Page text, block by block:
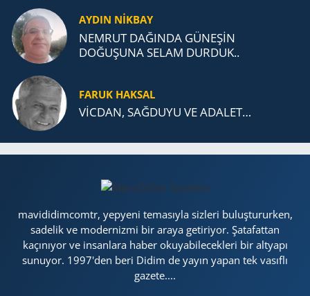
AYDIN NİKBAY
NEMRUT DAĞINDA GÜNEŞİN
DOĞUŞUNA SELAM DURDUK..
FARUK HAKSAL
VİCDAN, SAĞ­DU­YU VE ADA­LET…
mavididimcomtr, yepyeni temasıyla sizleri buluştururken,
sadelik ve modernizmi bir araya getiriyor. Şatafattan
kaçınıyor ve insanlara haber okuyabilecekleri bir altyapı
sunuyor. 1997'den beri Didim de yayın yapan tek vasıflı
gazete....